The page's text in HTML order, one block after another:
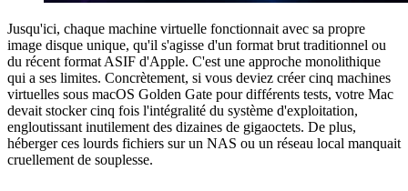
Jusqu'ici, chaque machine virtuelle fonctionnait avec sa propre
image disque unique, qu'il s'agisse d'un format brut traditionnel ou
du récent format ASIF d'Apple. C'est une approche monolithique
qui a ses limites. Concrètement, si vous deviez créer cinq machines
virtuelles sous macOS Golden Gate pour différents tests, votre Mac
devait stocker cinq fois l'intégralité du système d'exploitation,
engloutissant inutilement des dizaines de gigaoctets. De plus,
héberger ces lourds fichiers sur un NAS ou un réseau local manquait
cruellement de souplesse.